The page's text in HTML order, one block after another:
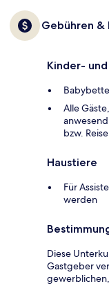
Gebühren &
Kinder-
Alle
bzw.
Haustiere
Für
werden
Diese
Gastgeber